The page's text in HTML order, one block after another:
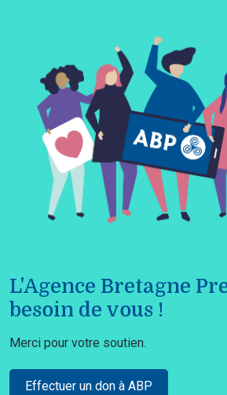
L'Agence Bretagne
besoin de vous !
Merci pour votre soutien.
Effectuer un don à ABP